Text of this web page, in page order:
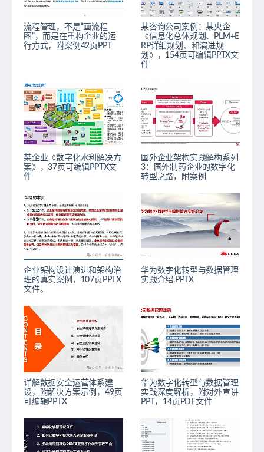
流程管理，不是“画流程
图”，而是在重构企业的运
行方式，附案例42页PPT
某咨询公司案例：某央企
《信息化总体规划、PLM+E
RP详细规划、和演进规
划》，154页可编辑PPTX文
件
某企业《数字化水利解决方
案》，37页可编辑PPTX文
件
国外企业架构实践解构系列
3：国外制药企业的数字化
转型之路，附案例
企业架构设计演进和架构治
理的真实案例，107页PPTX
文件。
华为数字化转型与数据管理
实践介绍.PPTX
详解数据安全运营体系建
设，附解决方案示例，49页
可编辑PPTX
华为数字化转型与数据管理
实践深度解析，附对外宣讲
PPT，14页PDF文件